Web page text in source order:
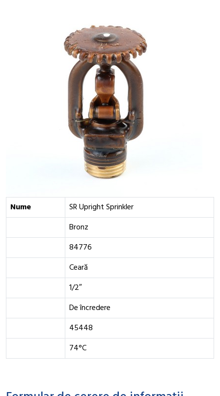
Nume
SR Upright Sprinkler
Bronz
84776
Ceară
1/2″
De încredere
45448
74°C